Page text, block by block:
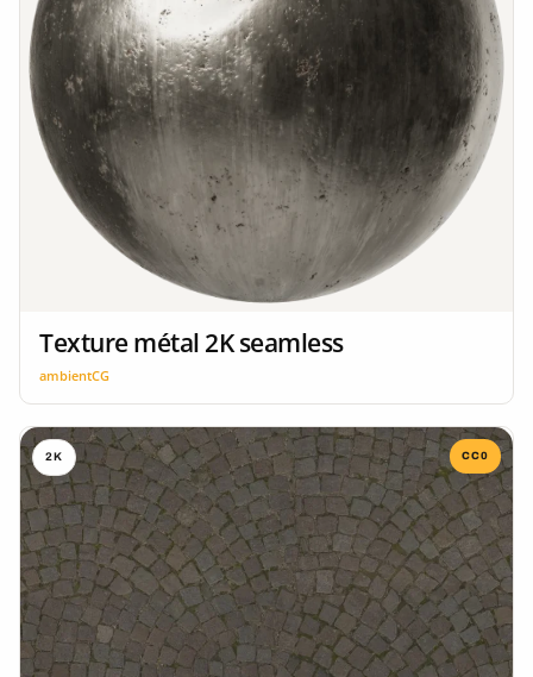
Texture métal 2K seamless
ambientCG
2K CC0